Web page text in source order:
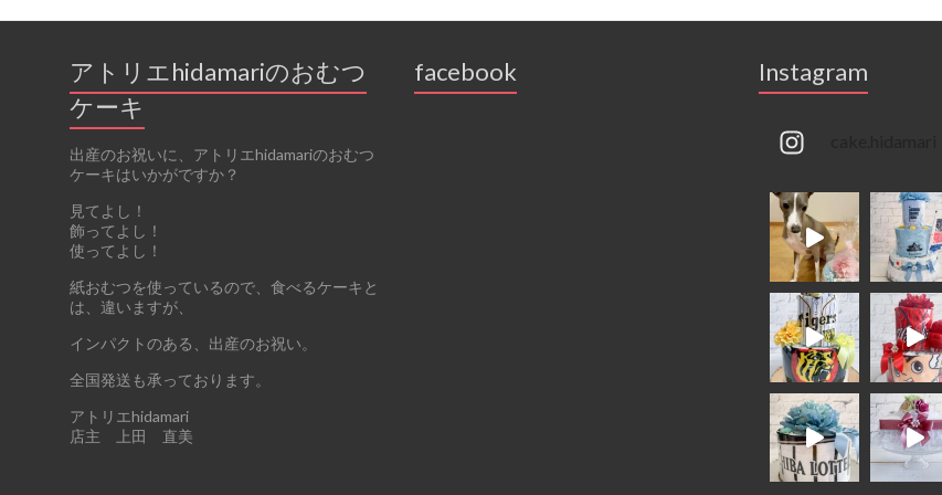
アトリエhidamariのおむつ
ケーキ
出産のお祝いに、アトリエhidamariのおむつ
ケーキはいかがですか？
見てよし！
飾ってよし！
使ってよし！
紙おむつを使っているので、食べるケーキと
は、違いますが、
インパクトのある、出産のお祝い。
全国発送も承っております。
アトリエhidamari
店主 上田 直美
facebook Instagram